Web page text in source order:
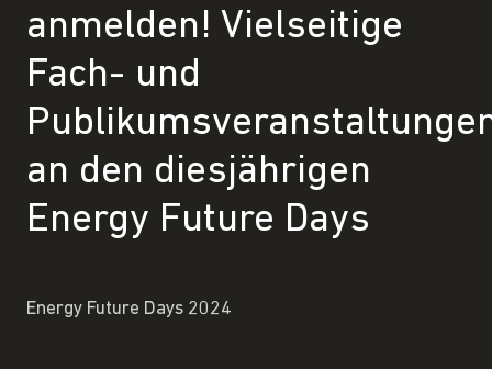
anmelden! Vielseitige
Fach- und
an den diesjährigen
Energy Future Days
Energy Future Days 2024